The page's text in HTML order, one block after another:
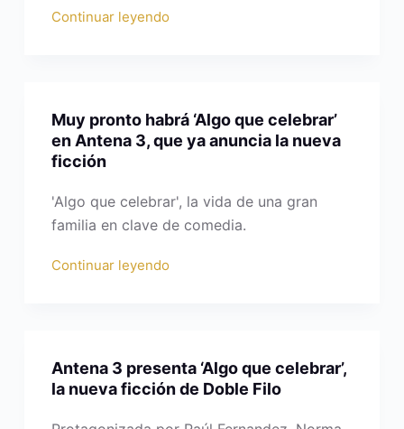
Continuar leyendo
Muy pronto habrá ‘Algo que celebrar’
en Antena 3, que ya anuncia la nueva
ficción
'Algo que celebrar', la vida de una gran
familia en clave de comedia.
Continuar leyendo
Antena 3 presenta ‘Algo que celebrar’,
la nueva ficción de Doble Filo